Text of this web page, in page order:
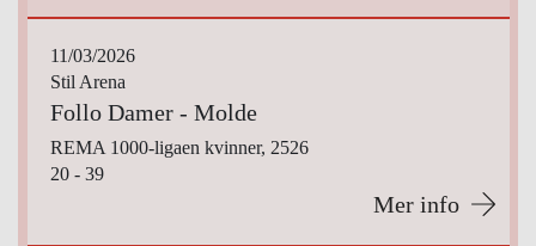
11/03/2026
Stil Arena
Follo Damer - Molde
REMA 1000-ligaen kvinner, 2526
20 - 39
Mer info